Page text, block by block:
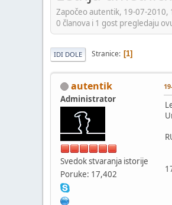
Započeo autentik, 19-07-2010,
0 članova i 1 gost pregledaju
IDI DOLE Stranice 1
autentik
Administrator
Svedok stvaranja istorije
Poruke: 17,402